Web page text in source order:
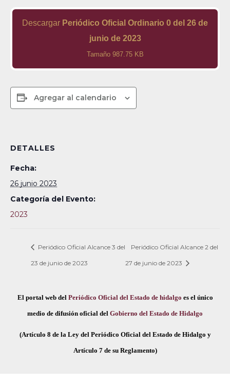
Descargar Periódico Oficial Ordinario 0 del 26 de
junio de 2023
Tamaño 987.75 KB
Agregar al calendario
DETALLES
Fecha:
26 junio 2023
Categoría del Evento:
2023
Periódico Oficial Alcance 3 del
23 de junio de 2023
Periódico Oficial Alcance 2 del
27 de junio de 2023
El portal web del Periódico Oficial del Estado de hidalgo es el único
medio de difusión oficial del Gobierno del Estado de Hidalgo
(Artículo 8 de la Ley del Periódico Oficial del Estado de Hidalgo y
Artículo 7 de su Reglamento)